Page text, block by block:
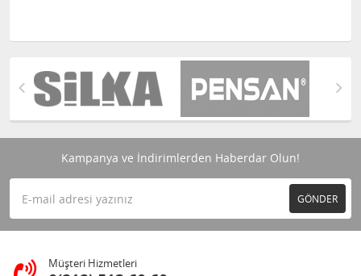
Kampanya ve İndirimlerden Haberdar Olun!
GÖNDER
Müşteri Hizmetleri